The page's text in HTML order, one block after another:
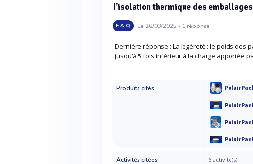
l’isolation thermique des
F.A.Q Le 26/03/2025 - 1réponse
Dernière réponse : La légèreté : le poids des
jusqu’à 5 fois inférieur à la charge apportée
Produits cités
Activités citées 6 activité(s)